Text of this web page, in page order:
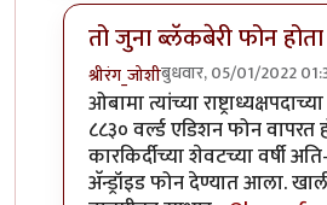
तो जुना ब्लॅकबेरी फोन होता
श्रीरंग_जोशीबुधवार, 05/01/2022
In reply toUsA मध्ये वाईट
ओबामा त्यांच्या
८८३० वर्ल्ड एडिशन फोन वापरत
कारकिर्दीच्या शेवटच्या वर्षी
अ‍ॅन्ड्रॉइड फोन देण्यात आला.